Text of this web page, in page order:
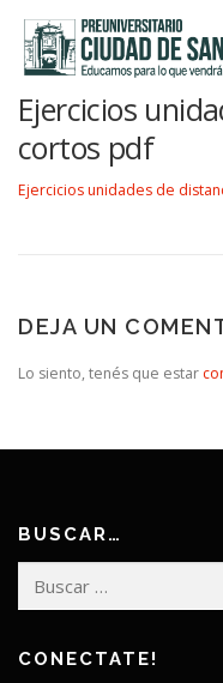
contenido
INICIO NOSOTROS
Ejercicios
cortos pdf
Ejercicios unidades de
DEJA UN
Lo siento, tenés que estar
BUSCAR…
CONECTATE!